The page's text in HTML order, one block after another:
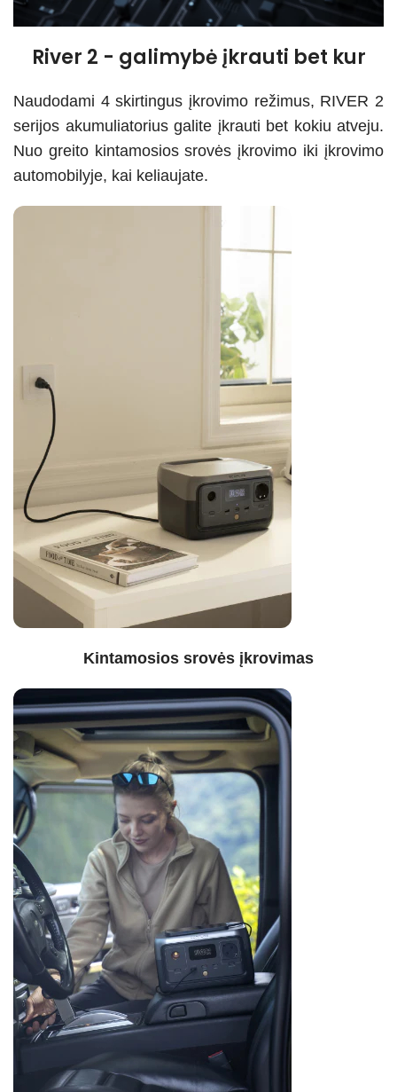
River 2 - galimybė įkrauti bet kur
Naudodami 4 skirtingus įkrovimo režimus, RIVER 2
serijos akumuliatorius galite įkrauti bet kokiu atveju.
Nuo greito kintamosios srovės įkrovimo iki įkrovimo
automobilyje, kai keliaujate.
Kintamosios srovės įkrovimas